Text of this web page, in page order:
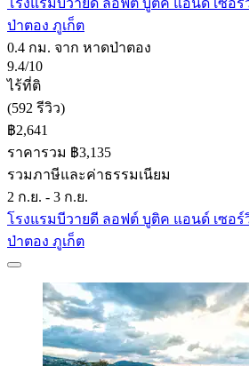
โรงแรมบีวายดี ลอฟต์ บูติค แอนด์ เซอ
ป่าตอง ภูเก็ต
0.4 กม. จาก หาดป่าตอง
9.4/10
ไร้ที่ติ
(592 รีวิว)
฿2,641
ราคารวม ฿3,135
รวมภาษีและค่าธรรมเนียม
2 ก.ย. - 3 ก.ย.
โรงแรมบีวายดี ลอฟต์ บูติค แอนด์ เซอ
ป่าตอง ภูเก็ต